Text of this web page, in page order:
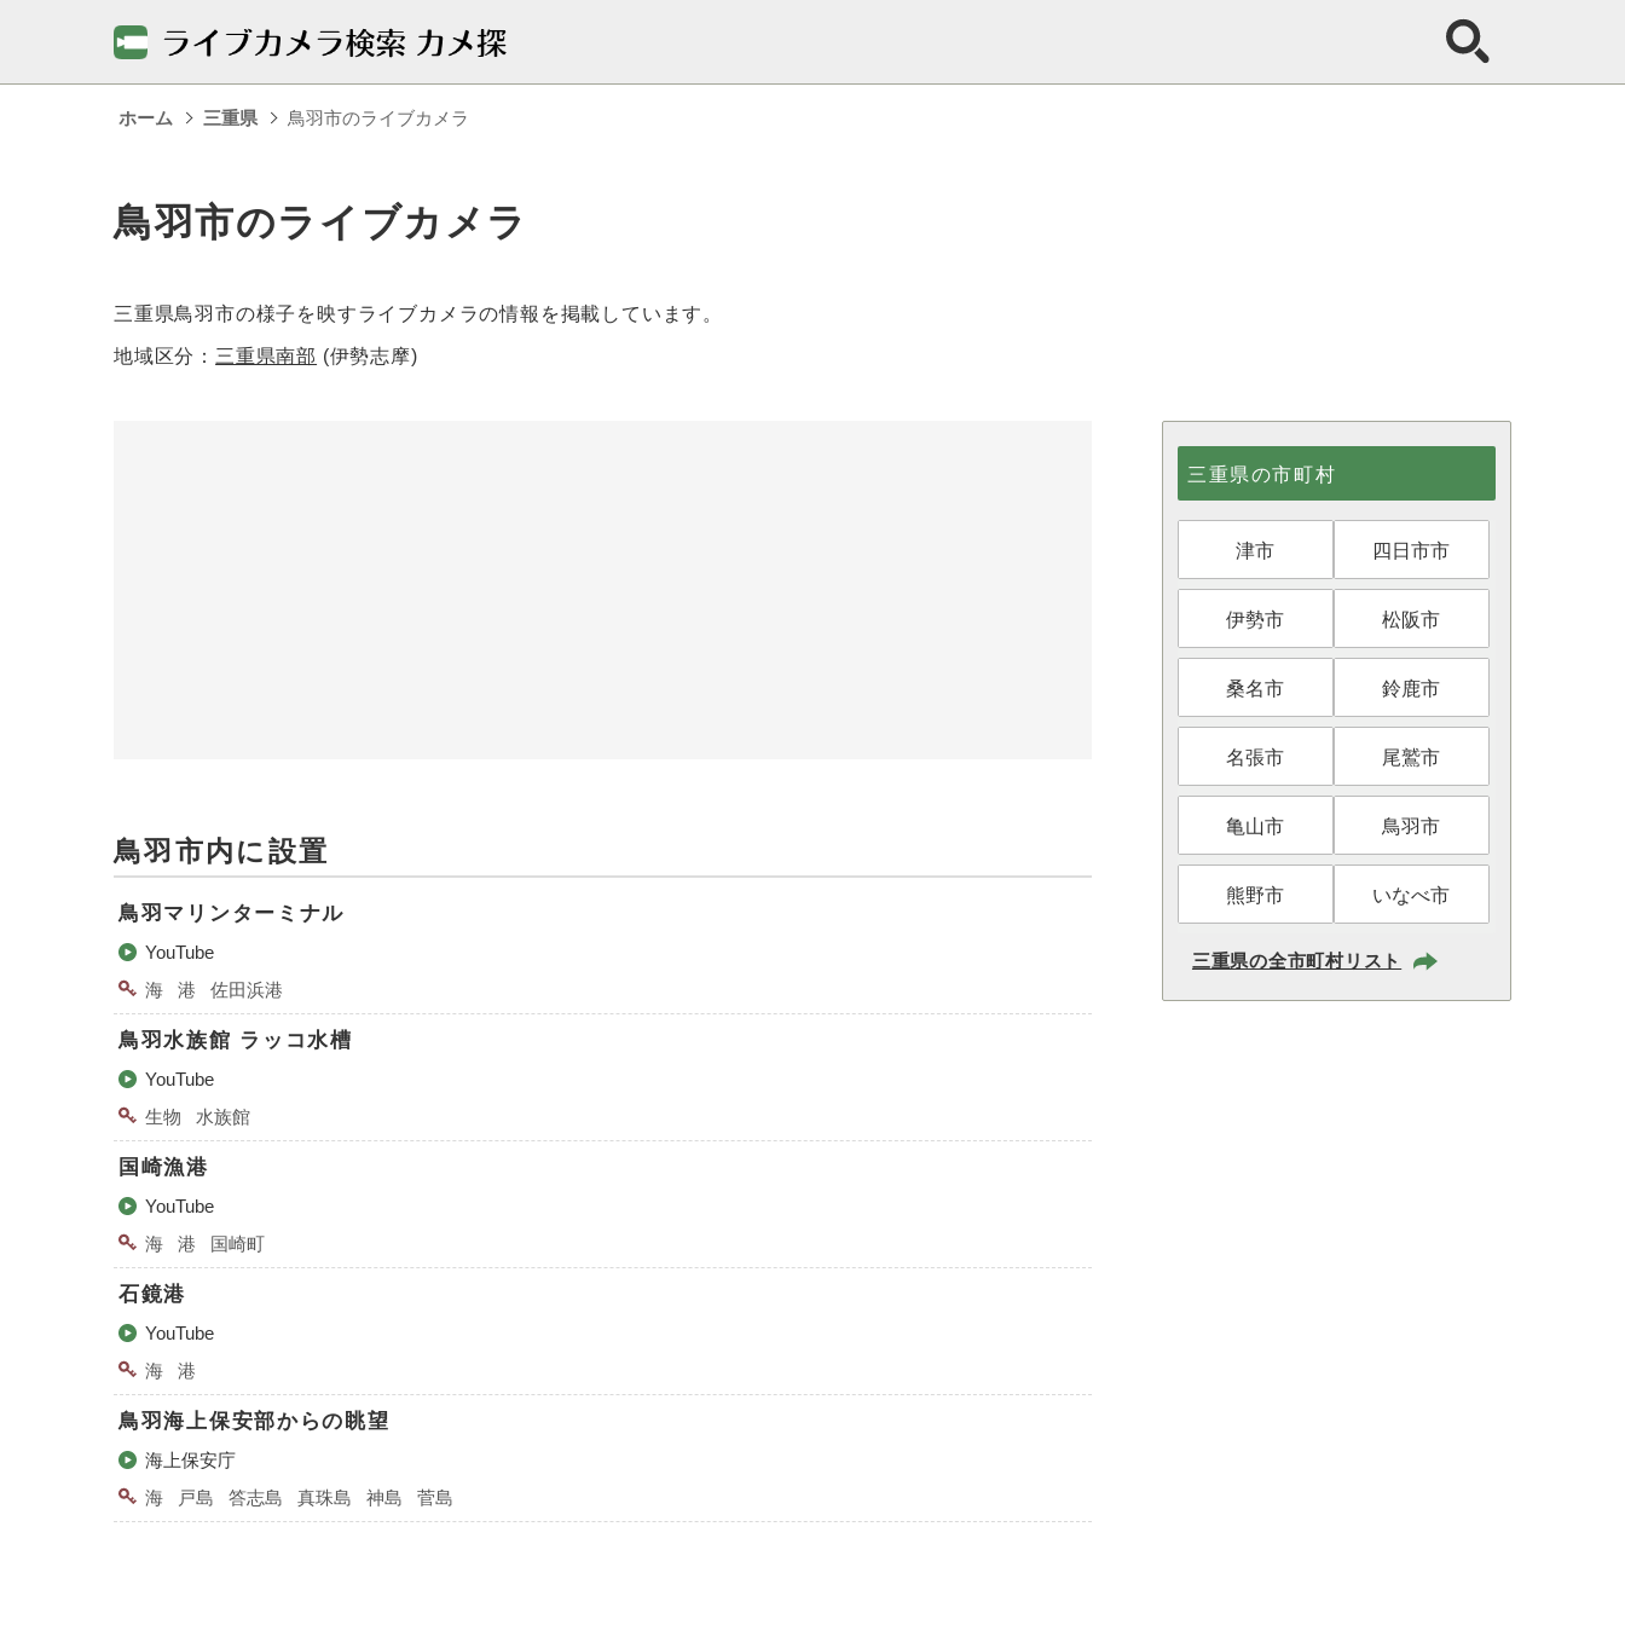
ホーム 三重県 鳥羽市のライブカメラ
鳥羽市のライブカメラ
三重県鳥羽市の様子を映すライブカメラの情報を掲載しています。
地域区分： 三重県南部 (伊勢志摩)
鳥羽市内に設置
鳥羽マリンターミナル
YouTube
海
港 佐田浜港
鳥羽水族館 ラッコ水槽
YouTube
生物
水族館
国崎漁港
YouTube
海
港 国崎町
石鏡港
YouTube
海
港
鳥羽海上保安部からの眺望
海上保安庁
海
戸島 答志島 真珠島 神島 菅島
三重県の市町村
津市 四日市市
伊勢市 松阪市
桑名市 鈴鹿市
名張市 尾鷲市
亀山市 鳥羽市
熊野市 いなべ市
三重県の全市町村リスト